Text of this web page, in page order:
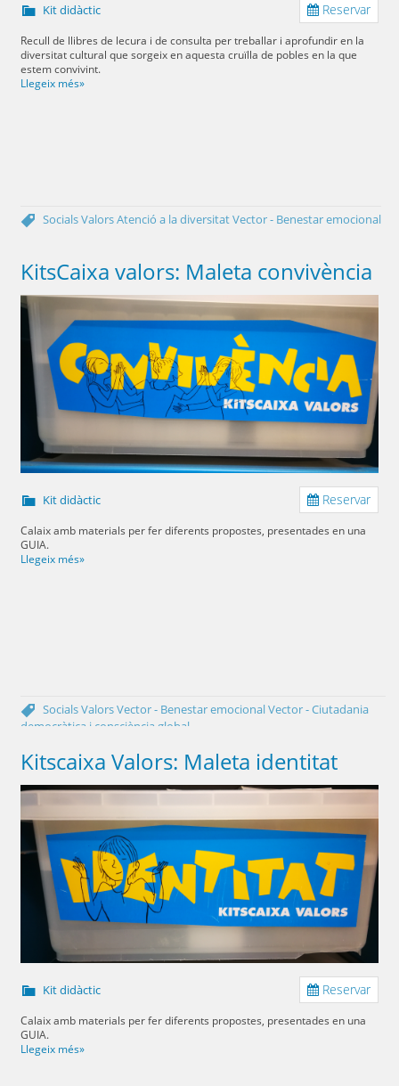
Reservar
Kit didàctic
Recull de llibres de lecura i de consulta per treballar i aprofundir en la
diversitat cultural que sorgeix en aquesta cruïlla de pobles en la que
estem convivint.
Llegeix més»
SocialsValorsAtenció a la diversitatVector - Benestar emocional
KitsCaixa valors: Maleta convivència
Reservar
Kit didàctic
Calaix amb materials per fer diferents propostes, presentades en una
GUIA.
Llegeix més»
SocialsValorsVector - Benestar emocionalVector - Ciutadania
democràtica i consciència global
Kitscaixa Valors: Maleta identitat
Reservar
Kit didàctic
Calaix amb materials per fer diferents propostes, presentades en una
GUIA.
Llegeix més»